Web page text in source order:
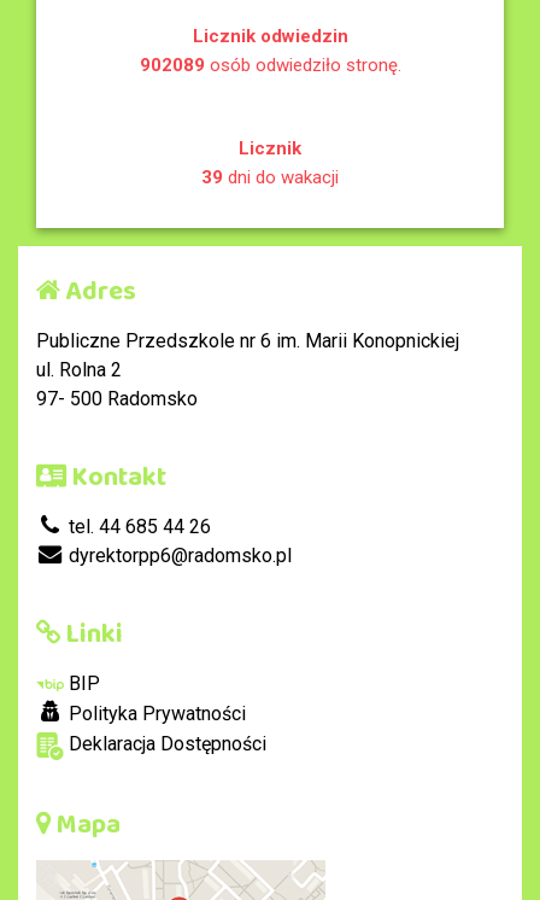
Licznik odwiedzin
902089 osób odwiedziło stronę.
Licznik
39 dni do wakacji
Adres
Publiczne Przedszkole nr 6 im. Marii Konopnickiej
ul. Rolna 2
97- 500 Radomsko
Kontakt
tel. 44 685 44 26
dyrektorpp6@radomsko.pl
Linki
BIP
Polityka Prywatności
Deklaracja Dostępności
Mapa